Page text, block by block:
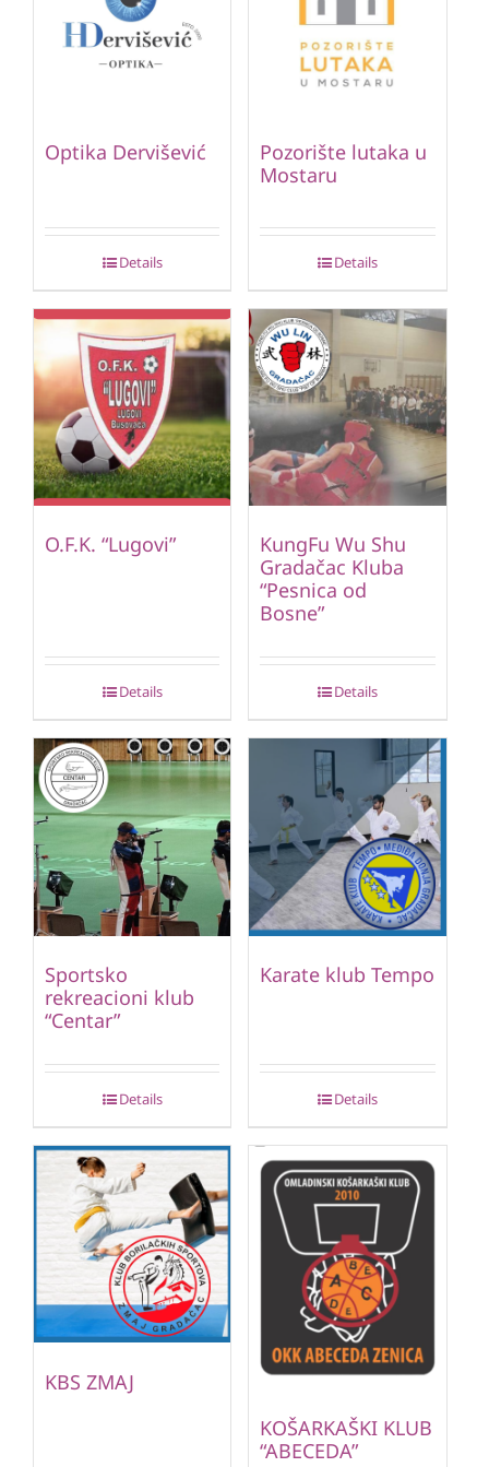
Optika Dervišević
Details
Pozorište lutaka u
Mostaru
Details
O.F.K. “Lugovi”
Details
KungFu Wu Shu
Gradačac Kluba
“Pesnica od
Bosne”
Details
Sportsko
rekreacioni klub
“Centar”
Details
Karate klub Tempo
Details
KBS ZMAJ
KOŠARKAŠKI KLUB
“ABECEDA”